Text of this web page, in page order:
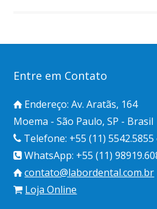
Entre em Contato
Endereço: Av. Aratãs, 164
Moema - São Paulo, SP - Brasil
Telefone: +55 (11)
WhatsApp: +55 (11)
contato@labordental.com.br
Loja Online